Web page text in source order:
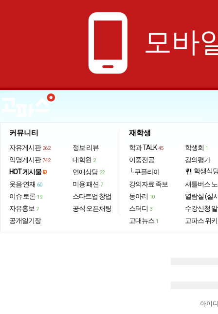
phone_android 모바
커뮤니티
자유게시판 262
익명게시판 742
HOT 게시물
웃음·연재 60
이슈·토론 19
자유홍보 7
공개일기장
정보·리뷰
대학원 2
연애상담 22
미용·패션 7
스타트업·창업
공식 오픈채팅
재학생
학과 TALK 45
이중전공
└ 쿠플라이
강의자료·족보
동아리 10
스터디 3
고대뉴스 1
학생회 1
강의평가
restaurant 학생식
셔틀버스
열람실 (실
수강신청
고파스 위키
아이